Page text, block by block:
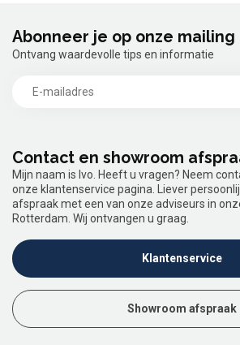
Contact en showroom
Mijn naam is Ivo. Heeft u vragen? Neem
onze klantenservice pagina. Liever
afspraak met een van onze adviseurs in
Rotterdam. Wij ontvangen u graag.
Klantenservice
Showroom afspraak
Abonneer je op onze mailing
Ontvang waardevolle tips en informatie